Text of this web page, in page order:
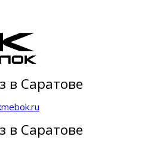
в Саратове
в Саратове